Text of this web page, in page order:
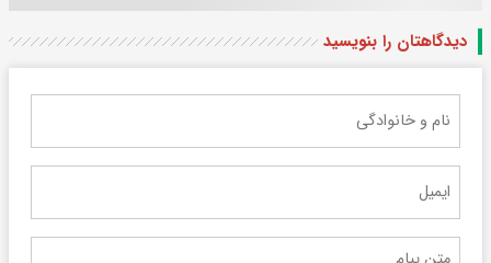
دیدگاهتان را بنویسید